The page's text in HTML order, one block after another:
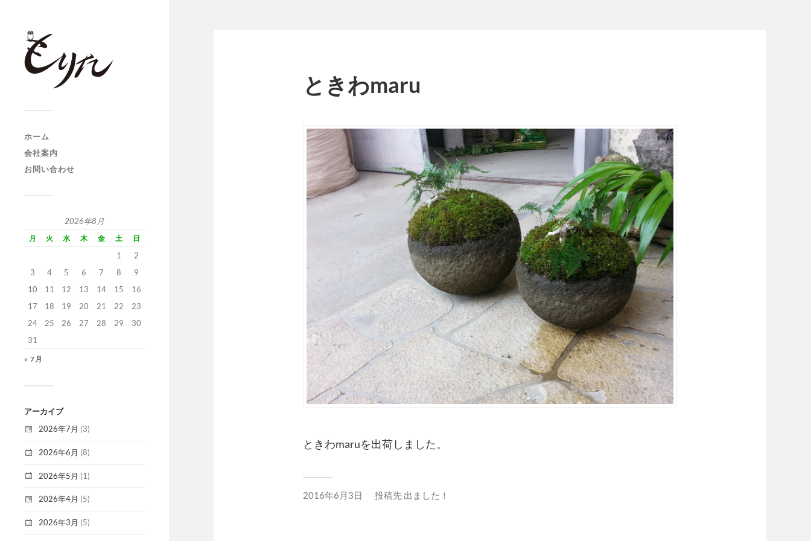
ホーム
会社案内
お問い合わせ
2026年8月
月 火 水 木 金 土 日
1
2
3
4 5 6 7 8
9
10
11 12 13 14 15
16
17
18 19 20 21 22
23
24
25 26 27 28 29
30
31
« 7月
アーカイブ
2026年7月 (3)
2026年6月 (8)
2026年5月 (1)
2026年4月 (5)
2026年3月 (5)
ときわmaru
ときわmaruを出荷しました。
2016年6月3日 投稿先 出ました！